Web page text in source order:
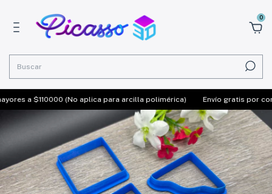
0
a $110000 (No aplica para arcilla polimérica) Envío gratis por